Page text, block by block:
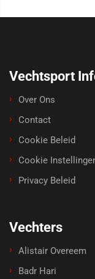
Vechtsport
Over Ons
Contact
Cookie Beleid
Cookie
Privacy Beleid
Vechters
Alistair Overeem
Badr Hari